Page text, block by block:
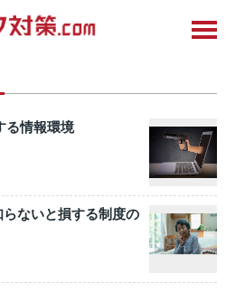
る情報環境
ないと損する制度の